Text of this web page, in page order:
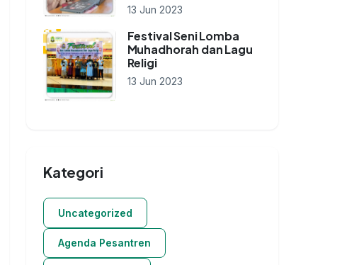
13 Jun 2023
Festival Seni Lomba
Muhadhorah dan Lagu
Religi
13 Jun 2023
Kategori
Uncategorized
Agenda Pesantren